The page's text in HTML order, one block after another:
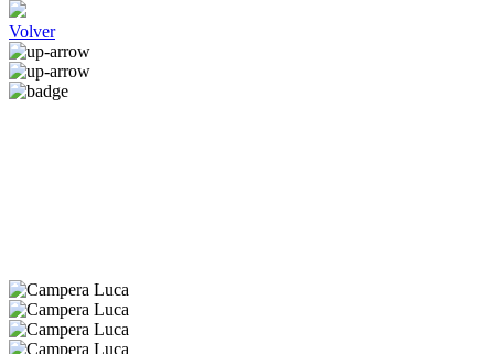
Volver